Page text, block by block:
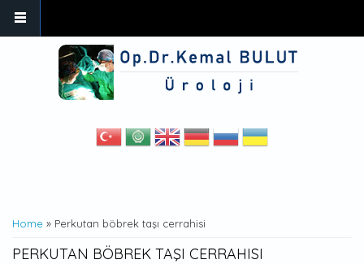
Skip to main content
YOU ARE HERE
Home » Perkutan böbrek taşı cerrahisi
PERKUTAN BÖBREK TAŞI CERRAHISI